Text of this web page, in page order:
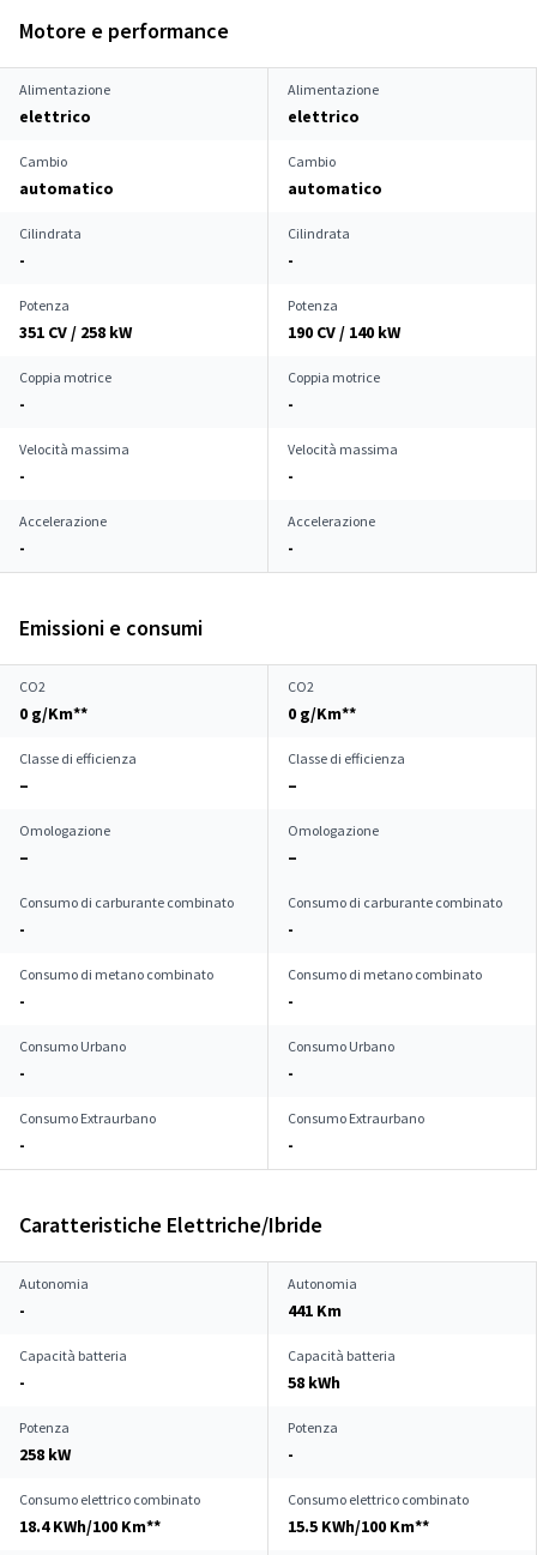
Motore e performance
Alimentazione
elettrico
Alimentazione
elettrico
Cambio
automatico
Cambio
automatico
Cilindrata
-
Cilindrata
-
Potenza
351 CV / 258 kW
Potenza
190 CV / 140 kW
Coppia motrice
-
Coppia motrice
-
Velocità massima
-
Velocità massima
-
Accelerazione
-
Accelerazione
-
Emissioni e consumi
CO2
0 g/Km**
CO2
0 g/Km**
Classe di efficienza
–
Classe di efficienza
–
Omologazione
–
Omologazione
–
Consumo di carburante combinato
-
Consumo di carburante combinato
-
Consumo di metano combinato
-
Consumo di metano combinato
-
Consumo Urbano
-
Consumo Urbano
-
Consumo Extraurbano
-
Consumo Extraurbano
-
Caratteristiche Elettriche/Ibride
Autonomia
-
Autonomia
441 Km
Capacità batteria
-
Capacità batteria
58 kWh
Potenza
258 kW
Potenza
-
Consumo elettrico combinato
18.4 KWh/100 Km**
Consumo elettrico combinato
15.5 KWh/100 Km**